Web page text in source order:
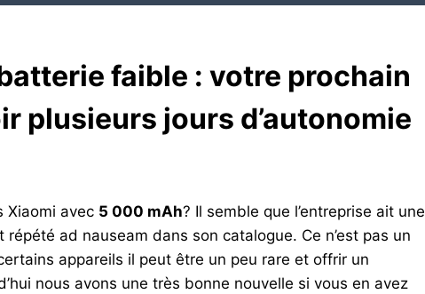
faible : votre prochain
plusieurs jours d’autonomie
Xiaomi avec 5 000 mAh? Il semble que l’entreprise ait une
ad nauseam dans son catalogue. Ce n’est pas un
appareils il peut être un peu rare et offrir un
nous avons une très bonne nouvelle si vous en avez